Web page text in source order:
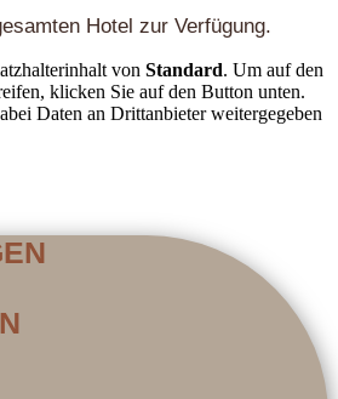
Hotel zur Verfügung.
von Standard. Um auf den
klicken Sie auf den Button unten.
Daten an Drittanbieter weitergegeben